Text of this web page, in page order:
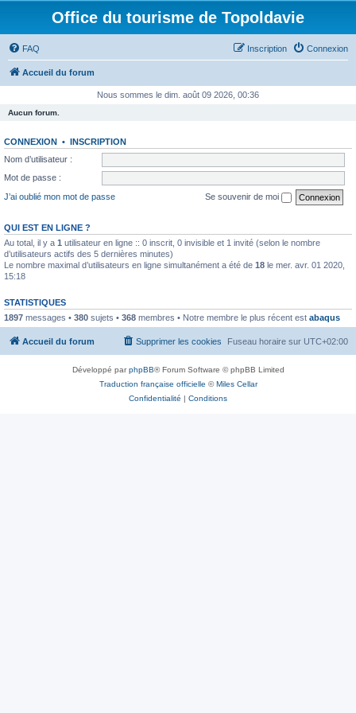
Office du tourisme de Topoldavie
FAQ Connexion
Inscription
Accueil du forum
Nous sommes le dim. août 09 2026, 00:36
Aucun forum.
CONNEXION • INSCRIPTION
Nom d’utilisateur :
Mot de passe :
J’ai oublié mon mot de passe
Se souvenir de moi
QUI EST EN LIGNE ?
Au total, il y a 1 utilisateur en ligne :: 0 inscrit, 0 invisible et 1 invité (selon le nombre
d’utilisateurs actifs des 5 dernières minutes)
Le nombre maximal d’utilisateurs en ligne simultanément a été de 18 le mer. avr. 01 2020,
15:18
STATISTIQUES
1897 messages • 380 sujets • 368 membres • Notre membre le plus récent est abaqus
Accueil du forum Fuseau horaire sur UTC+02:00
Supprimer les cookies
Développé parphpBB® Forum Software © phpBB Limited
Traduction française officielle ©Miles Cellar
Confidentialité | Conditions